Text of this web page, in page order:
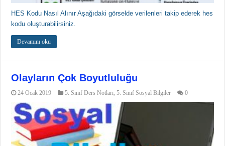
HES Kodu Nasıl Alınır Aşağıdaki görselde verilenleri takip ederek hes
kodu oluşturabilirsiniz.
Devamını oku
Olayların Çok Boyutluluğu
24 Ocak 2019 5. Sınıf Ders Notları,5. Sınıf Sosyal Bilgiler 0